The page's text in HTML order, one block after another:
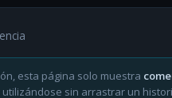
esta página solo muestra
sin arrastrar un